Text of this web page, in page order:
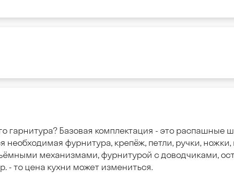
гарнитура? Базовая комплектация - это
фурнитура, крепёж, петли, ручки, ножки,
механизмами, фурнитурой с доводчиками,
- то цена кухни может измениться.